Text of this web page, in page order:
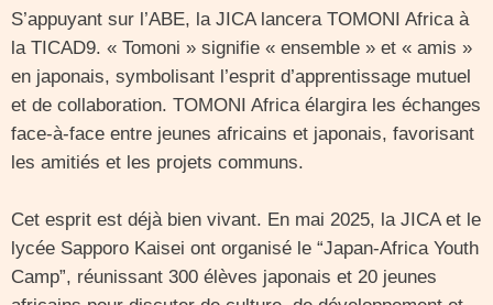
S’appuyant sur l’ABE, la JICA lancera TOMONI Africa à
la TICAD9. « Tomoni » signifie « ensemble » et « amis »
en japonais, symbolisant l’esprit d’apprentissage mutuel
et de collaboration. TOMONI Africa élargira les échanges
face-à-face entre jeunes africains et japonais, favorisant
les amitiés et les projets communs.
Cet esprit est déjà bien vivant. En mai 2025, la JICA et le
lycée Sapporo Kaisei ont organisé le “Japan-Africa Youth
Camp”, réunissant 300 élèves japonais et 20 jeunes